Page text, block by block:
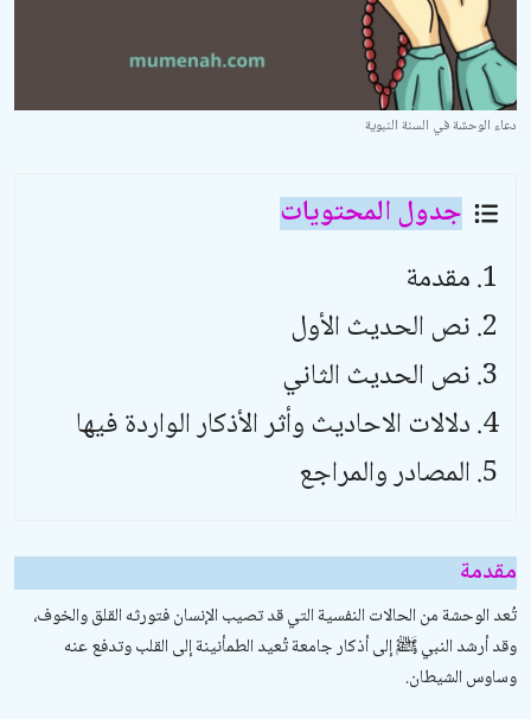
مسائل خاصة بالمرأة
تربية الأبناء
أحكام الحفلات والمناسبات
معرض الصور
دعاء الوحشة في السنة النبوية
جدول المحتويات
مقدمة
نص الحديث الأول
نص الحديث الثاني
دلالات الاحاديث وأثر الأذكار الواردة فيها
المصادر والمراجع
مقدمة
تُعد الوحشة من الحالات النفسية التي قد تصيب الإنسان فتورثه القلق والخوف،
وقد أرشد النبي ﷺ إلى أذكار جامعة تُعيد الطمأنينة إلى القلب وتدفع عنه
وساوس الشيطان.